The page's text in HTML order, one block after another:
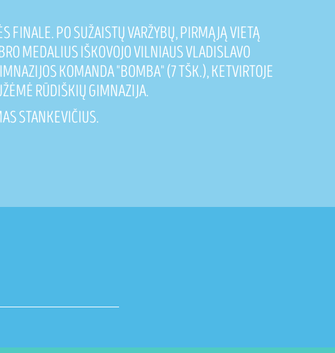
FINALE. PO SUŽAISTŲ VARŽYBŲ, PIRMĄJĄ VIETĄ
MEDALIUS IŠKOVOJO VILNIAUS VLADISLAVO
KOMANDA "BOMBA" (7 TŠK.), KETVIRTOJE
RŪDIŠKIŲ GIMNAZIJA.
STANKEVIČIUS.